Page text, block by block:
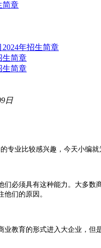
简章
日
业比较感兴趣，今天小编就
须具有这种能力。大多数
们的原因。
育的形式进入大企业，但